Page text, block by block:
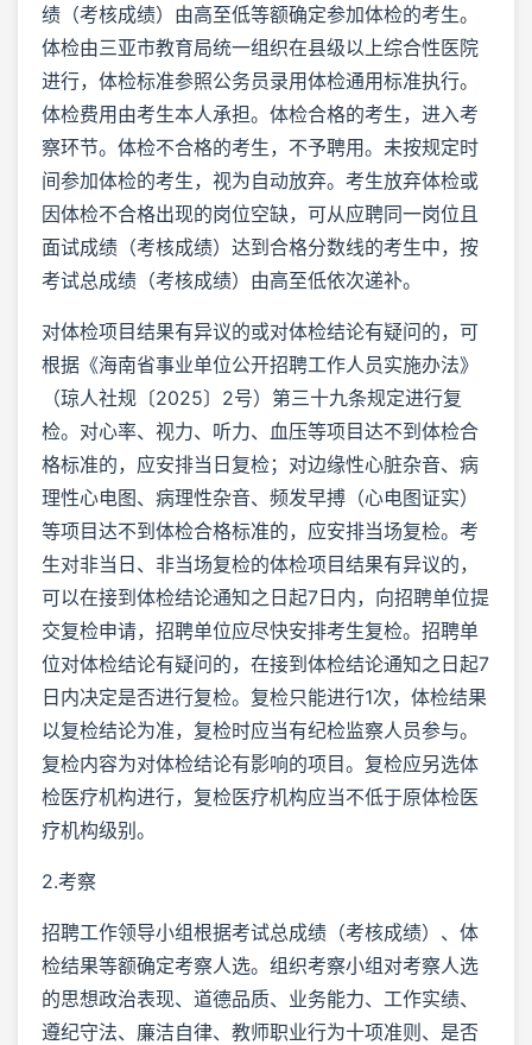
绩（考核成绩）由高至低等额确定参加体检的考生。
体检由三亚市教育局统一组织在县级以上综合性医院
进行，体检标准参照公务员录用体检通用标准执行。
体检费用由考生本人承担。体检合格的考生，进入考
察环节。体检不合格的考生，不予聘用。未按规定时
间参加体检的考生，视为自动放弃。考生放弃体检或
因体检不合格出现的岗位空缺，可从应聘同一岗位且
面试成绩（考核成绩）达到合格分数线的考生中，按
考试总成绩（考核成绩）由高至低依次递补。
对体检项目结果有异议的或对体检结论有疑问的，可
根据《海南省事业单位公开招聘工作人员实施办法》
（琼人社规〔2025〕2号）第三十九条规定进行复
检。对心率、视力、听力、血压等项目达不到体检合
格标准的，应安排当日复检；对边缘性心脏杂音、病
理性心电图、病理性杂音、频发早搏（心电图证实）
等项目达不到体检合格标准的，应安排当场复检。考
生对非当日、非当场复检的体检项目结果有异议的，
可以在接到体检结论通知之日起7日内，向招聘单位提
交复检申请，招聘单位应尽快安排考生复检。招聘单
位对体检结论有疑问的，在接到体检结论通知之日起7
日内决定是否进行复检。复检只能进行1次，体检结果
以复检结论为准，复检时应当有纪检监察人员参与。
复检内容为对体检结论有影响的项目。复检应另选体
检医疗机构进行，复检医疗机构应当不低于原体检医
疗机构级别。
2.考察
招聘工作领导小组根据考试总成绩（考核成绩）、体
检结果等额确定考察人选。组织考察小组对考察人选
的思想政治表现、道德品质、业务能力、工作实绩、
遵纪守法、廉洁自律、教师职业行为十项准则、是否